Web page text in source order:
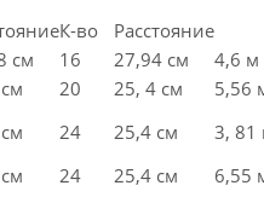
К-во
Расстояние
см 16 27,94 см
4,6 м
20 25, 4 см
5,56
24 25,4 см
3, 81
24 25,4 см
6,55